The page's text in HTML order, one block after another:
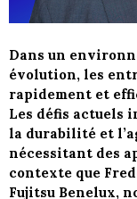
Dans un
évolution, les
rapidement et
Les défis actuels
la durabilité et
nécessitant des
contexte que
Fujitsu Benelux,